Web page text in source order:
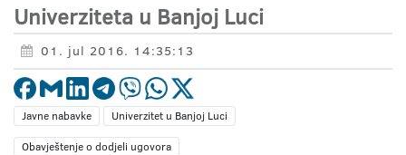
Univerziteta u Banjoj Luci
01. jul 2016. 14:35:13
Javne nabavke
Univerzitet u Banjoj Luci
Obavještenje o dodjeli ugovora